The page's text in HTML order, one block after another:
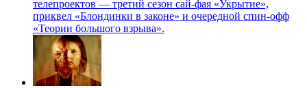
телепроектов — третий сезон сай-фая «Укрытие»,
приквел «Блондинки в законе» и очередной спин-офф
«Теории большого взрыва».